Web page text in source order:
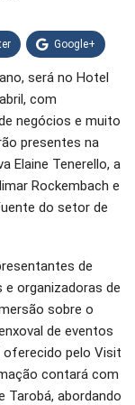
Google+
será no Hotel
com
negócios e muito
presentes na
Elaine Tenerello, a
Rockembach e
do setor de
de
organizadoras de
sobre o
de eventos
oferecido pelo Visit
contará com
Tarobá, abordando